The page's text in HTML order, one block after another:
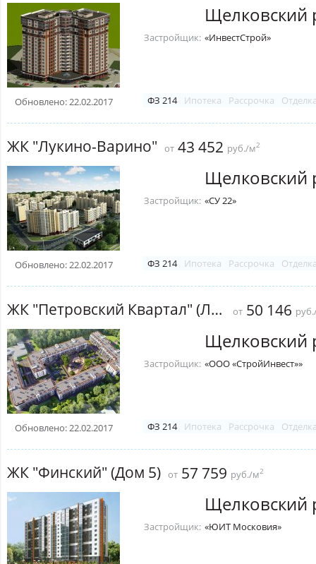
Обновлено: 22.02.2017
Щелковский
Застройщик: «ИнвестСтрой»
ФЗ 214 Ипотека Рассрочка
ЖК "Лукино-Варино" от 43 452 руб./м2
Обновлено: 22.02.2017
Щелковский
Застройщик: «СУ 22»
ФЗ 214 Ипотека Рассрочка
ЖК "Петровский Квартал" (Лосино-Петровский) от 50 146
Обновлено: 22.02.2017
Щелковский
Застройщик: «ООО «СтройИнвест»»
ФЗ 214 Ипотека Рассрочка
ЖК "Финский" (Дом 5) от 57 759 руб./м2
Щелковский
Застройщик: «ЮИТ Московия»